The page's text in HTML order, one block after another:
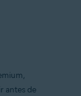
antes de